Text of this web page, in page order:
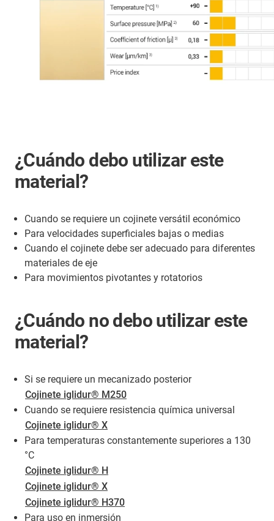
¿Cuándo debo utilizar este
material?
Cuando se requiere un cojinete versátil económico
Para velocidades superficiales bajas o medias
Cuando el cojinete debe ser adecuado para diferentes
materiales de eje
Para movimientos pivotantes y rotatorios
¿Cuándo no debo utilizar este
material?
Si se requiere un mecanizado posterior
Cojinete iglidur® M250
Cuando se requiere resistencia química universal
Cojinete iglidur® X
Para temperaturas constantemente superiores a 130
°C
Cojinete iglidur® H
Cojinete iglidur® X
Cojinete iglidur® H370
Para uso en inmersión